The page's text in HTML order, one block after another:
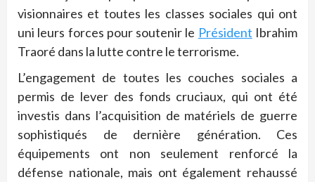
visionnaires et toutes les classes sociales qui ont
uni leurs forces pour soutenir le Président Ibrahim
Traoré dans la lutte contre le terrorisme.
L’engagement de toutes les couches sociales a
permis de lever des fonds cruciaux, qui ont été
investis dans l’acquisition de matériels de guerre
sophistiqués de dernière génération. Ces
équipements ont non seulement renforcé la
défense nationale, mais ont également rehaussé